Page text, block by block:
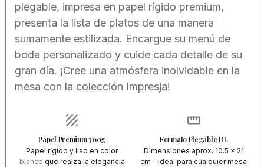
plegable, impresa en papel rígido premium,
presenta la lista de platos de una manera
sumamente estilizada. Encargue su menú de
boda personalizado y cuide cada detalle de su
gran día. ¡Cree una atmósfera inolvidable en la
mesa con la colección Impresja!
texture
Papel Premium 300g
Papel rígido y liso en color
blanco que realza la elegancia
straighten
Formato Plegable DL
Dimensiones aprox. 10.5 x 21
cm – ideal para cualquier mesa